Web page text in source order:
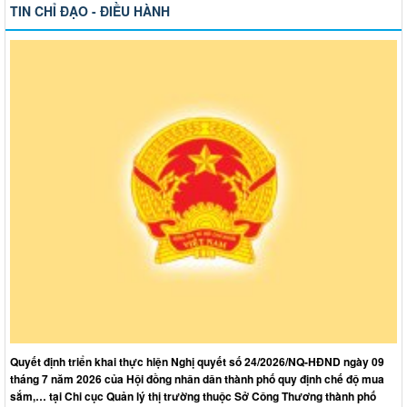
TIN CHỈ ĐẠO - ĐIỀU HÀNH
Quyết định triển khai thực hiện Nghị quyết số 24/2026/NQ-HĐND ngày 09
tháng 7 năm 2026 của Hội đồng nhân dân thành phố quy định chế độ mua
sắm,… tại Chi cục Quản lý thị trường thuộc Sở Công Thương thành phố